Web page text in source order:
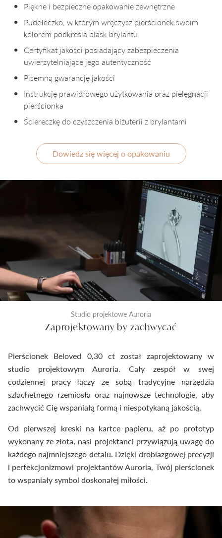
Piękne i bezpieczne opakowanie zewnętrzne
Pudełeczko, w którym wręczysz pierścionek swoim
kolorem podkreśla blask brylantu
Certyfikat jakości posiadający zabezpieczenia
uwierzytelniające jego autentyczność
Pisemną gwarancję jakości
Instrukcję prawidłowego użytkowania oraz pielęgnacji
pierścionka
Ściereczkę do czyszczenia biżuterii z brylantami
Dowiedz się więcej o opakowaniu
Studio projektowe Auroria
Zaprojektowany by zachwycać
Pierścionek Beloved 0,30 ct został zaprojektowany w
studio projektowym Auroria. Cały zespół w swej
codziennej pracy łączy ze sobą tradycyjne narzędzia
szlachetnego rzemiosła oraz najnowsze technologie, aby
zachwycić Cię wspaniałą formą i niespotykaną jakością.
Od pierwszej kreski na kartce papieru, aż po prototyp
wykonany ze złota, nasi projektanci przywiązują uwagę do
każdego najmniejszego detalu. Dzięki drobiazgowej precyzji
i perfekcjonizmowi projektantów Auroria, Twój pierścionek
to wspaniały symbol doskonałej miłości.